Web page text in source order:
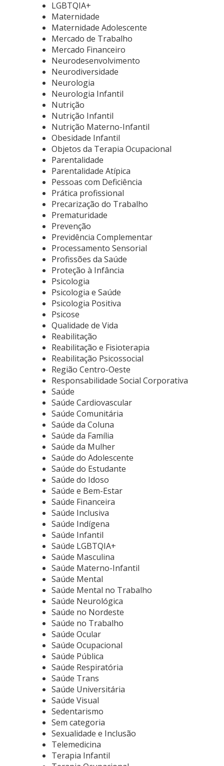
LGBTQIA+
Maternidade
Maternidade Adolescente
Mercado de Trabalho
Mercado Financeiro
Neurodesenvolvimento
Neurodiversidade
Neurologia
Neurologia Infantil
Nutrição
Nutrição Infantil
Nutrição Materno-Infantil
Obesidade Infantil
Objetos da Terapia Ocupacional
Parentalidade
Parentalidade Atípica
Pessoas com Deficiência
Prática profissional
Precarização do Trabalho
Prematuridade
Prevenção
Previdência Complementar
Processamento Sensorial
Profissões da Saúde
Proteção à Infância
Psicologia
Psicologia e Saúde
Psicologia Positiva
Psicose
Qualidade de Vida
Reabilitação
Reabilitação e Fisioterapia
Reabilitação Psicossocial
Região Centro-Oeste
Responsabilidade Social Corporativa
Saúde
Saúde Cardiovascular
Saúde Comunitária
Saúde da Coluna
Saúde da Família
Saúde da Mulher
Saúde do Adolescente
Saúde do Estudante
Saúde do Idoso
Saúde e Bem-Estar
Saúde Financeira
Saúde Inclusiva
Saúde Indígena
Saúde Infantil
Saúde LGBTQIA+
Saúde Masculina
Saúde Materno-Infantil
Saúde Mental
Saúde Mental no Trabalho
Saúde Neurológica
Saúde no Nordeste
Saúde no Trabalho
Saúde Ocular
Saúde Ocupacional
Saúde Pública
Saúde Respiratória
Saúde Trans
Saúde Universitária
Saúde Visual
Sedentarismo
Sem categoria
Sexualidade e Inclusão
Telemedicina
Terapia Infantil